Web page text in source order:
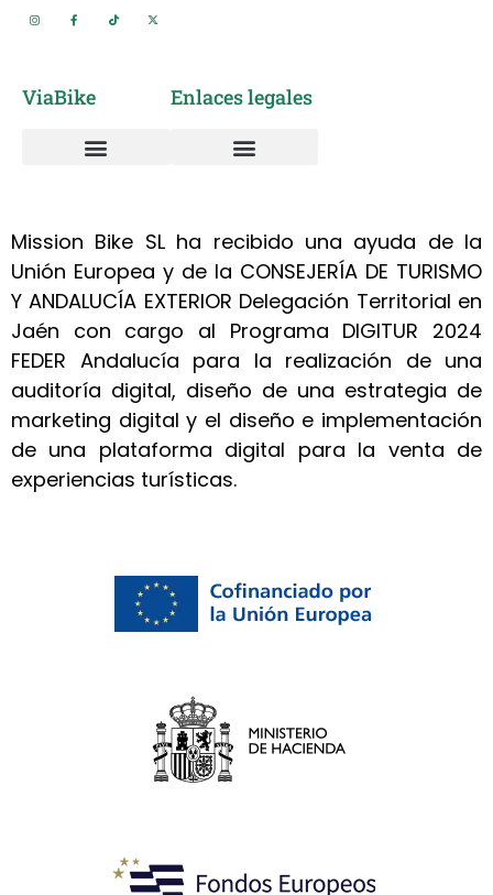
ViaBike Enlaces legales
Mission Bike SL ha recibido una ayuda de la
Unión Europea y de la CONSEJERÍA DE TURISMO
Y ANDALUCÍA EXTERIOR Delegación Territorial en
Jaén con cargo al Programa DIGITUR 2024
FEDER Andalucía para la realización de una
auditoría digital, diseño de una estrategia de
marketing digital y el diseño e implementación
de una plataforma digital para la venta de
experiencias turísticas.